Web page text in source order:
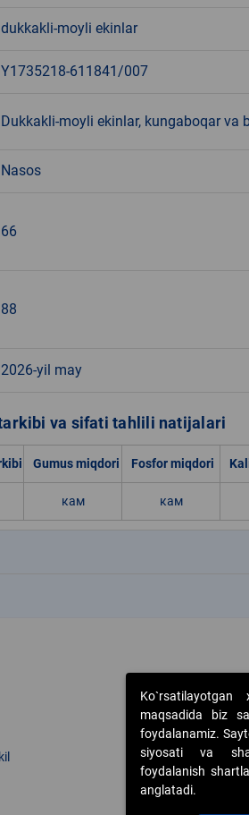
dukkakli-moyli ekinlar
Y1735218-611841/007
Dukkakli-moyli ekinlar, kungaboqar va
Nasos
66
88
2026-yil may
va sifati tahlili natijalari
Gumus miqdori Fosfor miqdori
кам кам
Ko`rsatilayotgan
maqsadida biz
foydalanamiz.
siyosati va
foydalanish
anglatadi.